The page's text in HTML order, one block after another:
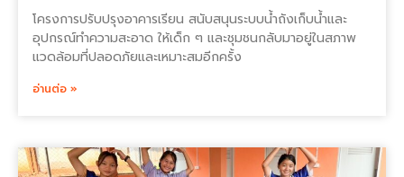
โครงการปรับปรุงอาคารเรียน สนับสนุนระบบน้ำถังเก็บน้ำและ
อุปกรณ์ทำความสะอาด ให้เด็ก ๆ และชุมชนกลับมาอยู่ในสภาพ
แวดล้อมที่ปลอดภัยและเหมาะสมอีกครั้ง
อ่านต่อ »